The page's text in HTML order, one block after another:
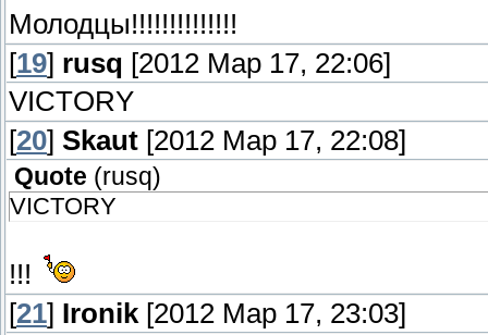
Молодцы!!!!!!!!!!!!!!
[19] rusq [2012 Мар 17, 22:06]
VICTORY
[20] Skaut [2012 Мар 17, 22:08]
Quote (rusq)
VICTORY
!!!
[21] Ironik [2012 Мар 17, 23:03]